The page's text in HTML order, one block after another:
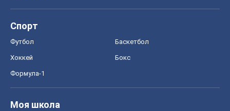
Спорт
Футбол Баскетбол
Хоккей Бокс
Формула-1
Моя школа